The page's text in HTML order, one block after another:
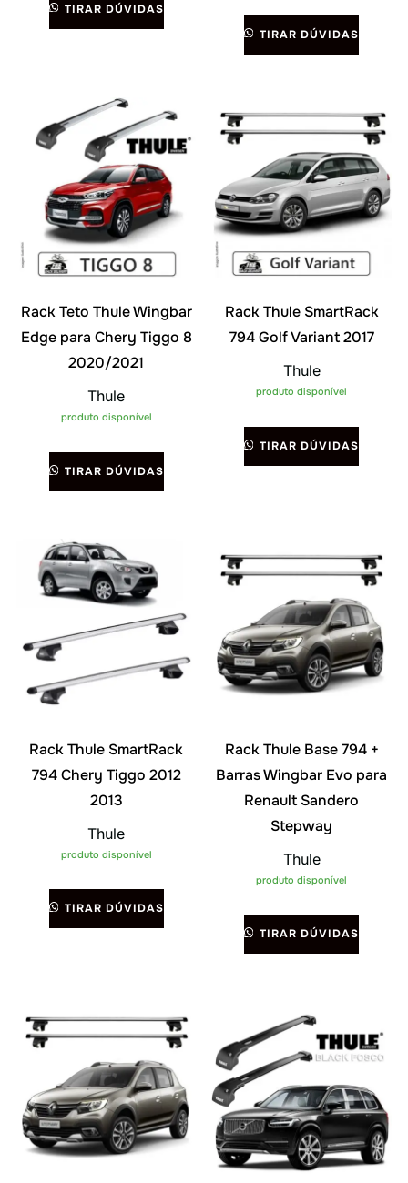
TIRAR DÚVIDAS
TIRAR DÚVIDAS
Rack Teto Thule Wingbar
Edge para Chery Tiggo 8
2020/2021
Thule
produto disponível
TIRAR DÚVIDAS
Rack Thule SmartRack
794 Golf Variant 2017
Thule
produto disponível
TIRAR DÚVIDAS
Rack Thule SmartRack
794 Chery Tiggo 2012
2013
Thule
produto disponível
TIRAR DÚVIDAS
Rack Thule Base 794 +
Barras Wingbar Evo para
Renault Sandero
Stepway
Thule
produto disponível
TIRAR DÚVIDAS